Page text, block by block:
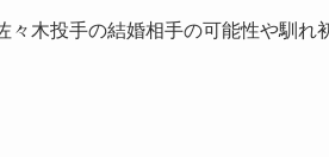
々木投手の結婚相手の可能性や馴れ